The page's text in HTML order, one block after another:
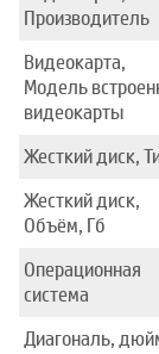
Производитель
Видеокарта,
Модель
видеокарты
Жесткий диск,
Жесткий диск,
Объём, Гб
Операционная
система
Диагональ,